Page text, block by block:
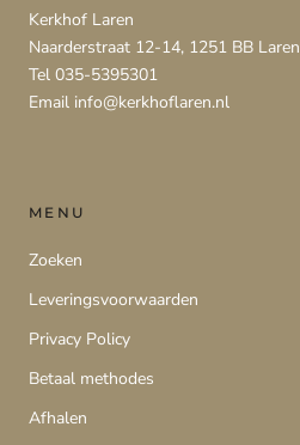
Kerkhof Laren
Naarderstraat 12-14, 1251 BB Laren
Tel 035-5395301
Email info@kerkhoflaren.nl
MENU
Zoeken
Leveringsvoorwaarden
Privacy Policy
Betaal methodes
Afhalen